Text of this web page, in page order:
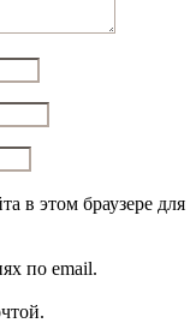
в этом браузере для
по email.